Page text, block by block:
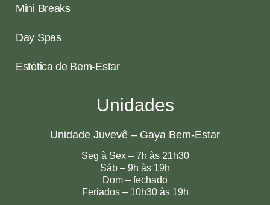
Mini Breaks
Day Spas
Estética de Bem-Estar
Unidades
Unidade Juvevê – Gaya Bem-Estar
Seg à Sex – 7h às 21h30
Sáb – 9h às 19h
Dom – fechado
Feriados – 10h30 às 19h